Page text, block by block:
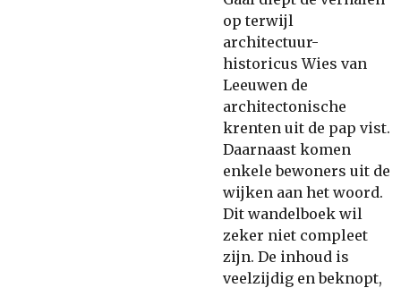
op terwijl
architectuur-
historicus Wies van
Leeuwen de
architectonische
krenten uit de pap vist.
Daarnaast komen
enkele bewoners uit de
wijken aan het woord.
Dit wandelboek wil
zeker niet compleet
zijn. De inhoud is
veelzijdig en beknopt,